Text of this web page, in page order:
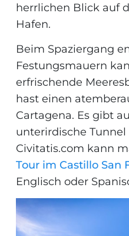
herrlichen Blick auf
Hafen.
Beim Spaziergang
Festungsmauern
erfrischende
hast einen
Cartagena. Es gibt
unterirdische
Civitatis.com kann
Tour im Castillo San
Englisch oder